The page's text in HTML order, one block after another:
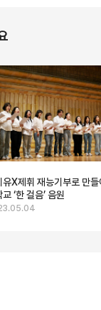
유X제휘 재능기부로 만들
교 ‘한 걸음’ 음원